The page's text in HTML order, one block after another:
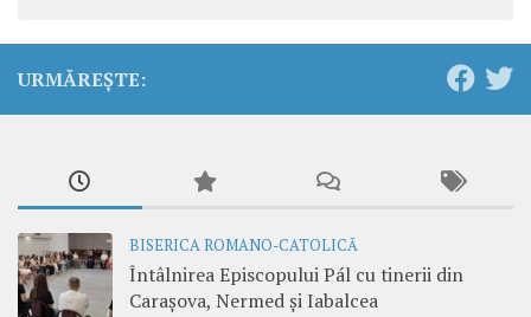
URMĂREȘTE:
BISERICA ROMANO-CATOLICĂ
Întâlnirea Episcopului Pál cu tinerii din
Carașova, Nermed și Iabalcea